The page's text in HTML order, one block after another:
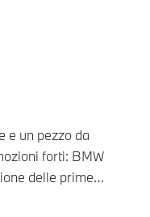
e un pezzo da
forti: BMW
delle prime
d’Este e risveglia